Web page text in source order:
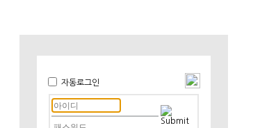
자동로그인